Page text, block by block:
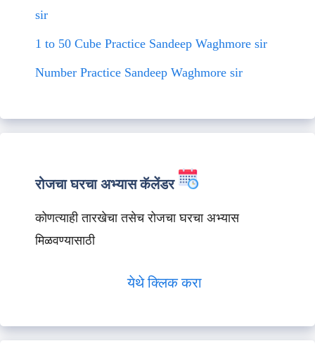
sir
1 to 50 Cube Practice Sandeep Waghmore sir
Number Practice Sandeep Waghmore sir
रोजचा घरचा अभ्यास कॅलेंडर
कोणत्याही तारखेचा तसेच रोजचा घरचा अभ्यास
मिळवण्यासाठी
येथे क्लिक करा